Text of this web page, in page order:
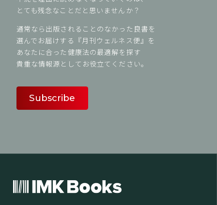
とても残念なことだと思いませんか？
通常なら出版されることのなかった良書を
選んでお届けする『月刊ウェルネス便』を
あなたに合った健康法の最適解を探す
貴重な情報源としてお役立てください。
Subscribe